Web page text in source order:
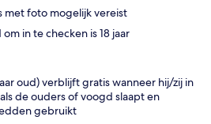
met foto mogelijk vereist
in te checken is 18 jaar
oud) verblijft gratis wanneer hij/zij in
de ouders of voogd slaapt en
gebruikt